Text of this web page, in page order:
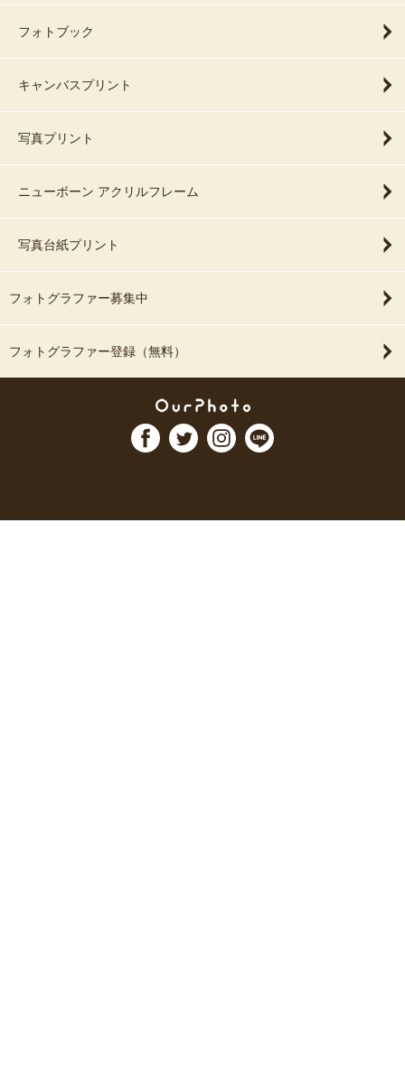
フォトブック
キャンバスプリント
写真プリント
ニューボーン アクリルフレーム
写真台紙プリント
フォトグラファー募集中
フォトグラファー登録（無料）